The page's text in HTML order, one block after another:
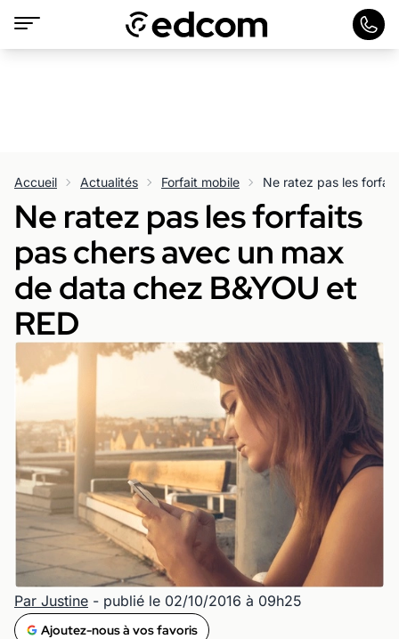
Accueil Actualités Forfait mobile
Ne ratez pas les forfaits
pas chers avec un max
de data chez B&YOU et
RED
Par Justine - publié le 02/10/2016 à 09h25
Ajoutez-nous à vos favoris